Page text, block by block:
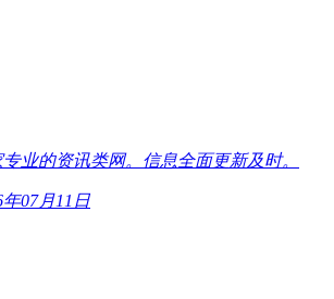
业的资讯类网。信息全面更新及时。
07月11日